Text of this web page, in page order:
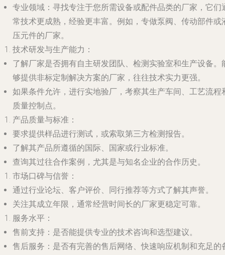
专业领域 ：寻找专注于您所需设备或配件品类的厂家，它们
常技术更成熟，经验更丰富。例如，专做泵阀、传动部件或
压元件的厂家。
技术研发与生产能力 ：
了解厂家是否拥有自主研发团队、检测实验室和生产设备。
够提供非标定制解决方案的厂家，往往技术实力更强。
如果条件允许，进行实地验厂，考察其生产车间、工艺流程
质量控制点。
产品质量与标准 ：
要求提供样品进行测试，或索取第三方检测报告。
了解其产品所遵循的国际、国家或行业标准。
查询其过往合作案例，尤其是与知名企业的合作历史。
市场口碑与信誉 ：
通过行业论坛、客户评价、同行推荐等方式了解其声誉。
关注其成立年限，通常经营时间长的厂家更稳定可靠。
服务水平 ：
售前支持 ：是否能提供专业的技术咨询和选型建议。
售后服务 ：是否有完善的售后网络、快速响应机制和充足的